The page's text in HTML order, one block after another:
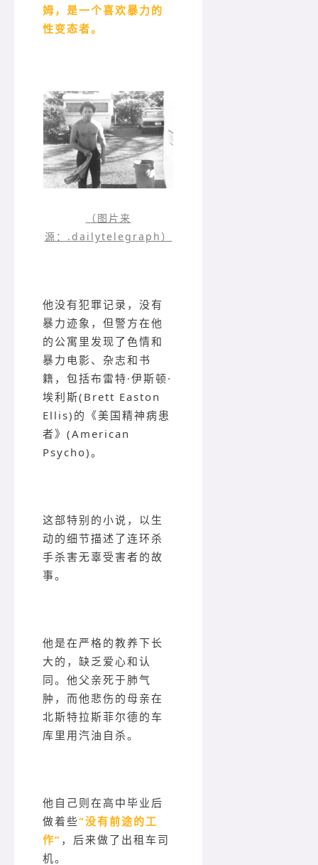
姆，是一个喜欢暴力的
性变态者。
（图片来
源：.dailytelegraph）
他没有犯罪记录，没有
暴力迹象，但警方在他
的公寓里发现了色情和
暴力电影、杂志和书
籍，包括布雷特·伊斯顿·
埃利斯(Brett Easton
Ellis)的《美国精神病患
者》(American
Psycho)。
这部特别的小说，以生
动的细节描述了连环杀
手杀害无辜受害者的故
事。
他是在严格的教养下长
大的，缺乏爱心和认
同。他父亲死于肺气
肿，而他悲伤的母亲在
北斯特拉斯菲尔德的车
库里用汽油自杀。
他自己则在高中毕业后
做着些“没有前途的工
作” ，后来做了出租车司
机。